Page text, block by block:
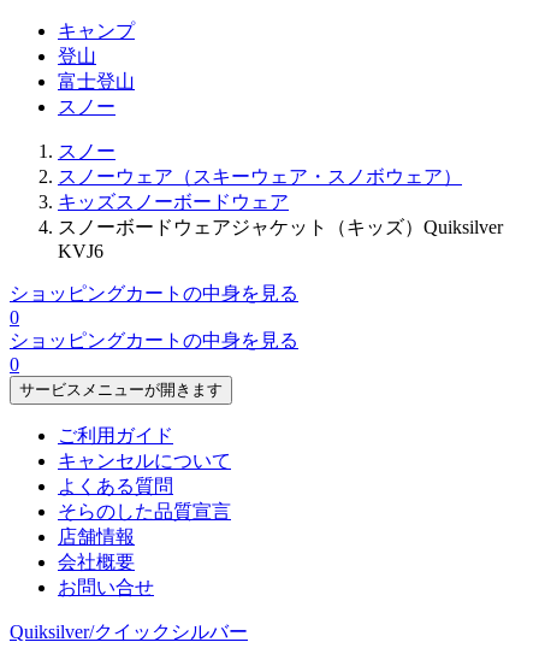
キャンプ
登山
富士登山
スノー
スノー
スノーウェア（スキーウェア・スノボウェア）
キッズスノーボードウェア
スノーボードウェアジャケット（キッズ）Quiksilver
KVJ6
ショッピングカートの中身を見る
0
ショッピングカートの中身を見る
0
サービスメニューが開きます
ご利用ガイド
キャンセルについて
よくある質問
そらのした品質宣言
店舗情報
会社概要
お問い合せ
Quiksilver/クイックシルバー